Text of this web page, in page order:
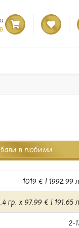
в любими
1019 € | 1992.99
гр. x 97.99 € | 191.65
2-